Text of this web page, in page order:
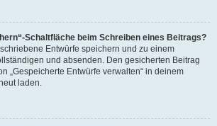
Schaltfläche beim Schreiben eines Beitrags?
Entwürfe speichern und zu einem
und absenden. Den gesicherten Beitrag
„Gespeicherte Entwürfe verwalten“ in deinem
laden.